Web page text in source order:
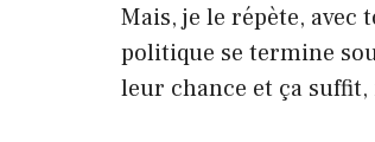
Mais, je le répète, avec
politique se termine
leur chance et ça